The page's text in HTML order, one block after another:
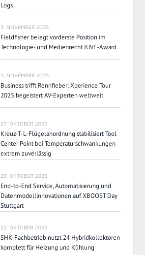
Logs
3. NOVEMBER 2025
Fieldfisher belegt vorderste Position im
Technologie- und Medienrecht JUVE-Award
3. NOVEMBER 2025
Business trifft Rennfieber: Xperience Tour
2025 begeistert AV-Experten weltweit
27. OKTOBER 2025
Kreuz-T-L-Flügelanordnung stabilisiert Tool
Center Point bei Temperaturschwankungen
extrem zuverlässig
23. OKTOBER 2025
End-to-End Service, Automatisierung und
Datenmodellinnovationen auf XBOOST Day
Stuttgart
22. OKTOBER 2025
SHK-Fachbetrieb nutzt 24 Hybridkollektoren
komplett für Heizung und Kühlung